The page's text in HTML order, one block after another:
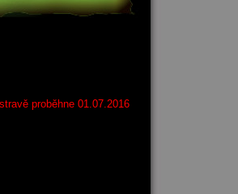
proběhne 01.07.2016